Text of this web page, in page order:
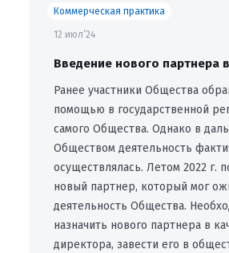
Коммерческая практика
12 июл’24
Введение нового партнера
Ранее участники Общества
помощью в государственной
самого Общества. Однако в
Обществом деятельность
осуществлялась. Летом 2022 г.
новый партнер, который мог
деятельность Общества.
назначить нового партнера в
директора, завести его в